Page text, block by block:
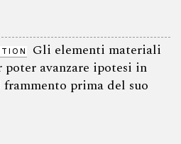
Gli elementi materiali
avanzare ipotesi in
prima del suo